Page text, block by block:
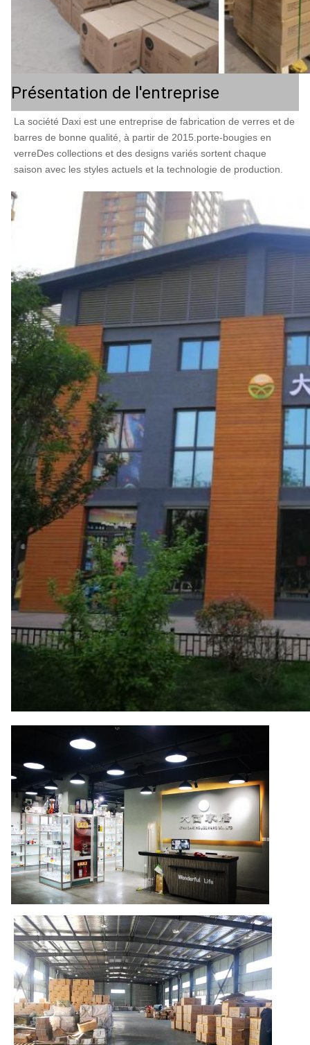
Présentation de l'entreprise
La société Daxi est une entreprise de fabrication de verres et de
barres de bonne qualité, à partir de 2015.porte-bougies en
verreDes collections et des designs variés sortent chaque
saison avec les styles actuels et la technologie de production.